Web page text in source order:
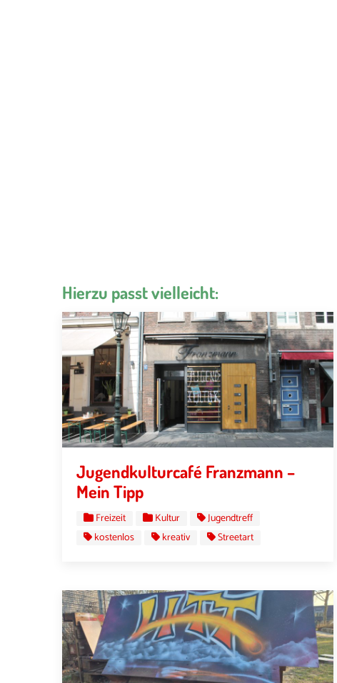
Hierzu passt vielleicht:
Jugendkulturcafé Franzmann –
Mein Tipp
Freizeit Kultur
Jugendtreff
kostenlos
kreativ Streetart